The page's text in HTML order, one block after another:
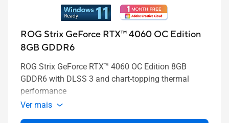
ROG Strix GeForce RTX™ 4060 OC Edition
8GB GDDR6
ROG Strix GeForce RTX™ 4060 OC Edition 8GB
GDDR6 with DLSS 3 and chart-topping thermal
performance
Ver mais